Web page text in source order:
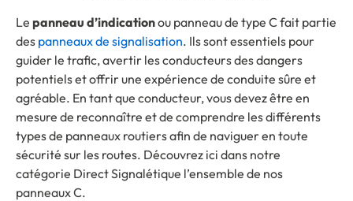
Le panneau d’indicationou panneau de type Cfait partie
des panneaux de signalisation. Ils sont essentiels pour
guider le trafic, avertir les conducteurs des dangers
potentiels et offrir une expérience de conduite sûre et
agréable. En tant que conducteur, vous devez être en
mesure de reconnaître et de comprendre les différents
types de panneaux routiers afin de naviguer en toute
sécurité sur les routes. Découvrez ici dans notre
catégorie Direct Signalétique l’ensemble de nos
panneaux C.